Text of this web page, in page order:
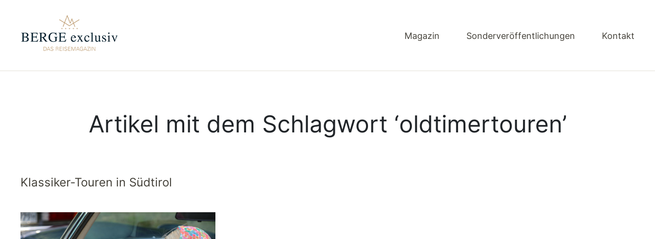
Magazin Sonderveröffentlichungen Kontakt
Artikel mit dem Schlagwort ‘oldtimertouren’
Klassiker-Touren in Südtirol